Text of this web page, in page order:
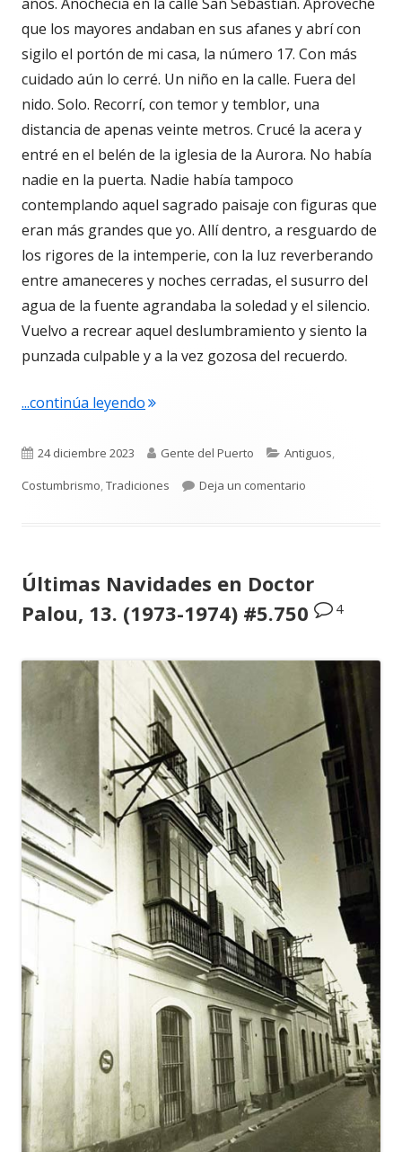
que los mayores andaban en sus afanes y abrí con
sigilo el portón de mi casa, la número 17. Con más
cuidado aún lo cerré. Un niño en la calle. Fuera del
nido. Solo. Recorrí, con temor y temblor, una
distancia de apenas veinte metros. Crucé la acera y
entré en el belén de la iglesia de la Aurora. No había
nadie en la puerta. Nadie había tampoco
contemplando aquel sagrado paisaje con figuras que
eran más grandes que yo. Allí dentro, a resguardo de
los rigores de la intemperie, con la luz reverberando
entre amaneceres y noches cerradas, el susurro del
agua de la fuente agrandaba la soledad y el silencio.
Vuelvo a recrear aquel deslumbramiento y siento la
punzada culpable y a la vez gozosa del recuerdo.
...continúa leyendo"La Aurora. Por Pepe Mendoza
Publicado
el
24 diciembre 2023 Autor
Gente del Puerto Categorías
Antiguos,
Costumbrismo,Tradiciones Deja un comentario
Últimas Navidades en Doctor
Palou, 13. (1973-1974) #5.750
4